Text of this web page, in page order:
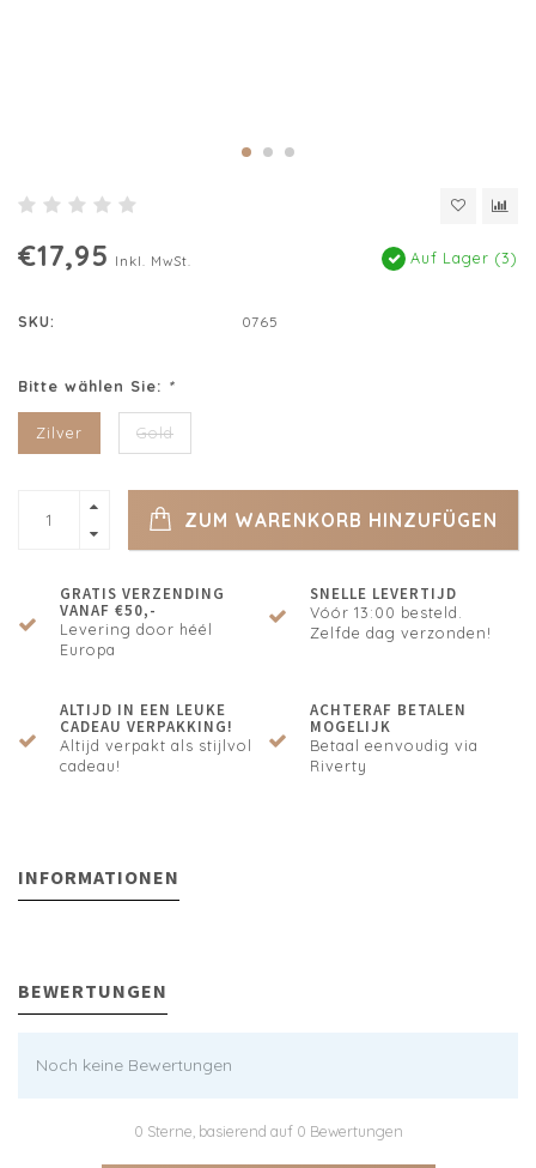
€17,95 Inkl. MwSt. Auf Lager (3)
SKU: 0765
Bitte wählen Sie: *
Zilver Gold
ZUM WARENKORB HINZUFÜGEN
GRATIS VERZENDING
VANAF €50,-
Levering door héél
Europa
SNELLE LEVERTIJD
Vóór 13:00 besteld.
Zelfde dag verzonden!
ALTIJD IN EEN LEUKE
CADEAU VERPAKKING!
Altijd verpakt als stijlvol
cadeau!
ACHTERAF BETALEN
MOGELIJK
Betaal eenvoudig via
Riverty
INFORMATIONEN
BEWERTUNGEN
Noch keine Bewertungen
0 Sterne, basierend auf 0 Bewertungen